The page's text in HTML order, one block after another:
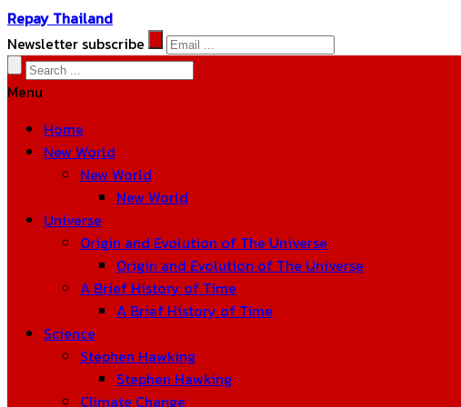
Repay Thailand
Newsletter subscribe
Menu
Home
New World
New World
New World
Universe
Origin and Evolution of The Universe
Origin and Evolution of The Universe
A Brief History of Time
A Brief History of Time
Science
Stephen Hawking
Stephen Hawking
Climate Change